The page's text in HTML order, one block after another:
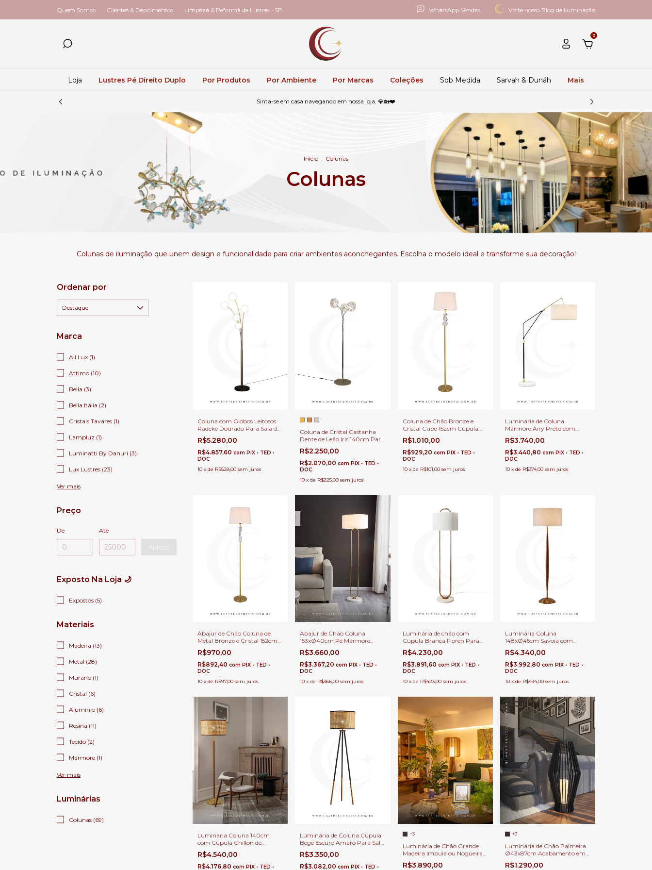
Quem Somos Clientes & Depoimentos Limpeza & Reforma de Lustres • SP WhatsApp Vendas Visite nosso Blog de Iluminação
0
Loja Lustres Pé Direito Duplo Por Produtos Por Ambiente Por Marcas Coleções Sob Medida Sarvah & Dunáh Mais
Sinta-se em casa navegando em nossa loja. 💎🏡❤️
Início . Colunas
Colunas
Colunas de iluminação que unem design e funcionalidade para criar ambientes aconchegantes. Escolha o modelo ideal e transforme sua decoração!
Ordenar por
Marca
All Lux (1)
Attimo (10)
Bella (3)
Bella Itália (2)
Cristais Tavares (1)
Lampluz (1)
Luminatti By Danuri (3)
Lux Lustres (23)
Ver mais
Preço
De Até
Exposto Na Loja 🌙
Expostos (5)
Materiais
Madeira (13)
Metal (28)
Murano (1)
Cristal (6)
Alumínio (6)
Resina (11)
Tecido (2)
Mármore (1)
Ver mais
Luminárias
Colunas (69)
Coluna com Globos Leitosos
Radeke Dourado Para Sala de
Estar, Quartos e Escritórios
R$5.280,00
R$4.857,60 com PIX • TED •
DOC
10 x de R$528,00 sem juros
Coluna de Cristal Castanha
Dente de Leão Iris 140cm Para
Sala de Estar, Quartos e
Escritórios
R$2.250,00
R$2.070,00com PIX • TED •
DOC
10 xde R$225,00 sem juros
Coluna de Chão Bronze e
Cristal Cube 152cm Cúpula
Branca Lâmpada E-27 Para
Sala de Estar, Quartos e
Escritório.
R$1.010,00
R$929,20 com PIX • TED •
DOC
10 x de R$101,00 sem juros
Luminária de Coluna
Mármore Airy Preto com
Detalhes Dourado Para Sala
de Estar, Quartos e Escritórios
R$3.740,00
R$3.440,80 com PIX • TED •
DOC
10 x de R$374,00 sem juros
Abajur de Chão Coluna de
Metal Bronze e Cristal 152cm
Vest com Cúpula Branca 1x E-
27 Para Sala de Estar e
Quartos
R$970,00
R$892,40 com PIX • TED •
DOC
10 x de R$97,00 sem juros
Abajur de Chão Coluna
153xØ40cm Pé Mármore
Branco Faraz Para Sala de
Estar, Quartos e Escritórios
R$3.660,00
R$3.367,20com PIX • TED •
DOC
10 xde R$366,00 sem juros
Luminária de chão com
Cúpula Branca Floren Para
Sala de Estar, Quartos e
Escritórios
R$4.230,00
R$3.891,60 com PIX • TED •
DOC
10 x de R$423,00 sem juros
Luminária Coluna
148xØ45cm Savoia com
Cúpula Para Sala de Estar,
Quartos e Escritórios
R$4.340,00
R$3.992,80 com PIX • TED •
DOC
10 x de R$434,00 sem juros
Luminaria Coluna 140cm
com Cúpula Chillon de
Madeira Para Sala de Estar,
Quartos e Escritórios
R$4.540,00
R$4.176,80 com PIX • TED •
Luminária de Coluna Cúpula
Bege Escuro Amaro Para Sala
de Estar, Quartos e Escritórios
R$3.350,00
R$3.082,00com PIX • TED •
+3
Luminária de Chão Grande
Madeira Imbuia ou Nogueira
Álamo 180cm Para Salas,
Quartos, Escritórios e Áreas
R$3.890,00
+3
Luminária de Chão Palmeira
Ø43x87cm Acabamento em
Madeira Imbuia ou Nogueira
Para Salas, Quartos,
R$1.290,00